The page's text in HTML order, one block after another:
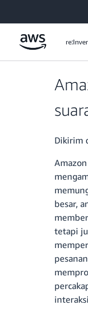
Dikirim
besar,
tetapi